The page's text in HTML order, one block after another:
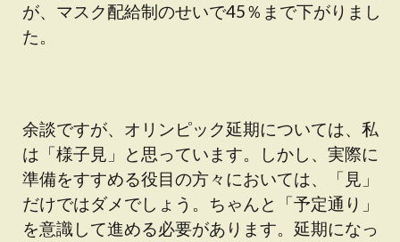
が、マスク配給制のせいで45％まで下がりまし
た。
余談ですが、オリンピック延期については、私
は「様子見」と思っています。しかし、実際に
準備をすすめる役目の方々においては、「見」
だけではダメでしょう。ちゃんと「予定通り」
を意識して進める必要があります。延期になっ